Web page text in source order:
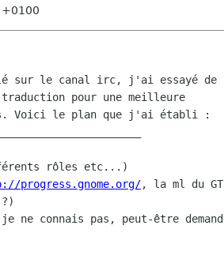
+0100
sur le canal irc, j'ai essayé de
pour une meilleure
Voici le plan que j'ai établi :
progress.gnome.org/, la ml du